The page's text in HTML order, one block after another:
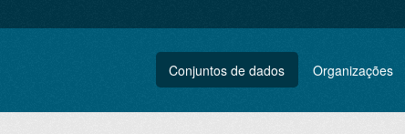
Conjuntos de dados Organizações